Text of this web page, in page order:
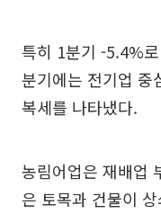
특히 1분기 -5.4%
분기에는 전기업 중
복세를 나타냈다.
농림어업은 재배업
은 토목과 건물이